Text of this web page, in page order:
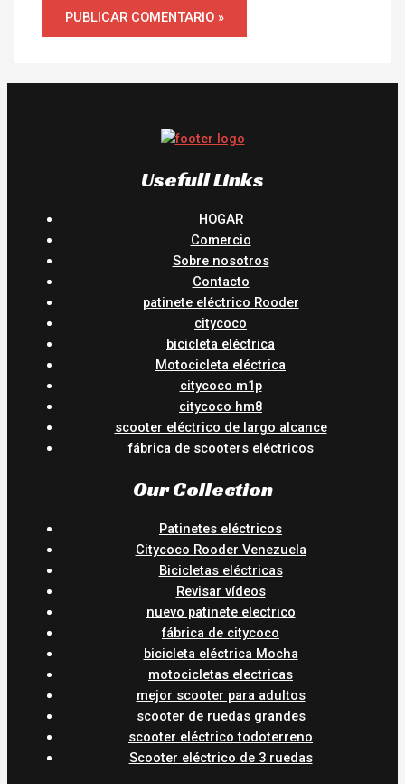
Usefull Links
HOGAR
Comercio
Sobre nosotros
Contacto
patinete eléctrico Rooder
citycoco
bicicleta eléctrica
Motocicleta eléctrica
citycoco m1p
citycoco hm8
scooter eléctrico de largo alcance
fábrica de scooters eléctricos
Our Collection
Patinetes eléctricos
Citycoco Rooder Venezuela
Bicicletas eléctricas
Revisar vídeos
nuevo patinete electrico
fábrica de citycoco
bicicleta eléctrica Mocha
motocicletas electricas
mejor scooter para adultos
scooter de ruedas grandes
scooter eléctrico todoterreno
Scooter eléctrico de 3 ruedas